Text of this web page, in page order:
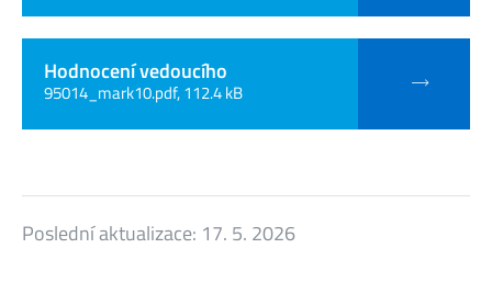
Hodnocení vedoucího
95014_mark10.pdf, 112.4 kB
Poslední aktualizace: 17. 5. 2026